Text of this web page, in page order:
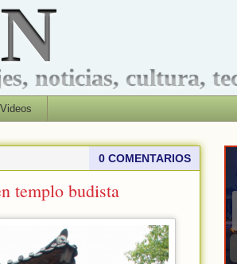
noticias, cultura,
Videos
0 COMENTARIOS
templo budista